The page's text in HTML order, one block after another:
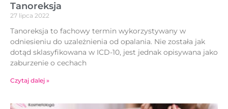
Tanoreksja
27 lipca 2022
Tanoreksja to fachowy termin wykorzystywany w
odniesieniu do uzależnienia od opalania. Nie została jak
dotąd sklasyfikowana w ICD-10, jest jednak opisywana jako
zaburzenie o cechach
Czytaj dalej »